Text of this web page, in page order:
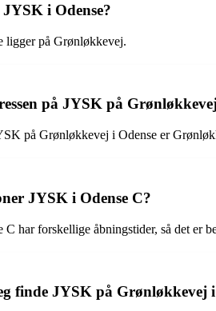
i Odense?
ligger på Grønløkkevej.
på JYSK på
på Grønløkkevej i Odense er
JYSK i Odense C?
har forskellige åbningstider, så det er
finde JYSK på Grønløkkevej i